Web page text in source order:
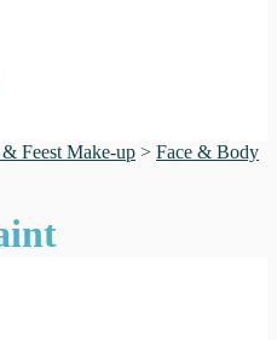
Feest Make-up > Face & Body